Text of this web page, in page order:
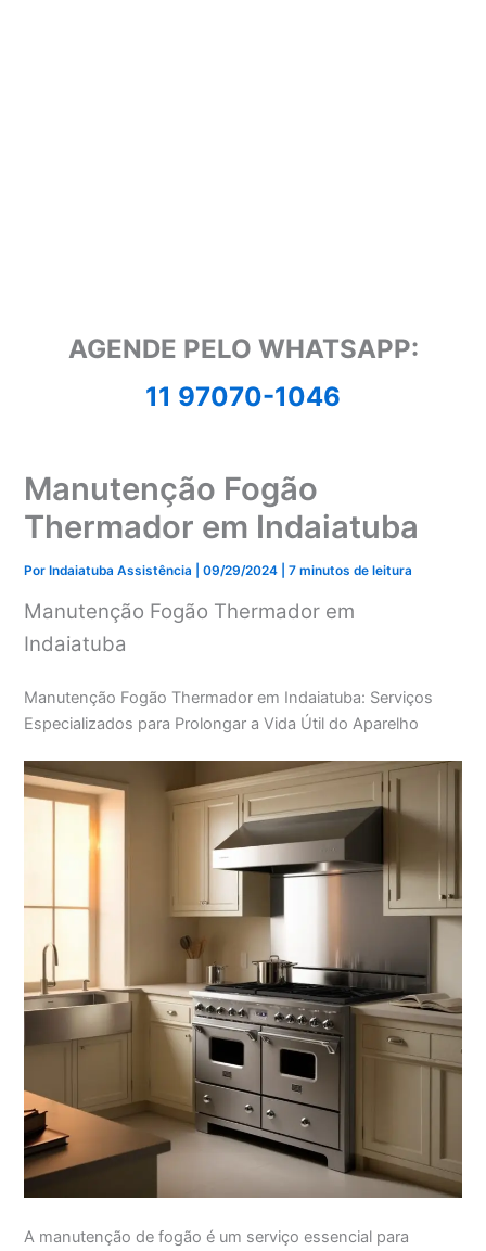
AGENDE PELO WHATSAPP:
11 97070-1046
Manutenção Fogão
Thermador em Indaiatuba
Por Indaiatuba Assistência |09/29/2024 |7 minutos de leitura
Manutenção Fogão Thermador em
Indaiatuba
Manutenção Fogão Thermador em Indaiatuba: Serviços
Especializados para Prolongar a Vida Útil do Aparelho
A manutenção de fogão é um serviço essencial para